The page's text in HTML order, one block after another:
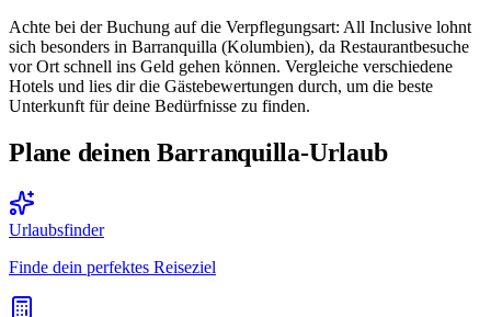
Achte bei der Buchung auf die Verpflegungsart: All Inclusive lohnt
sich besonders in Barranquilla (Kolumbien), da Restaurantbesuche
vor Ort schnell ins Geld gehen können. Vergleiche verschiedene
Hotels und lies dir die Gästebewertungen durch, um die beste
Unterkunft für deine Bedürfnisse zu finden.
Plane deinen Barranquilla-Urlaub
Urlaubsfinder
Finde dein perfektes Reiseziel